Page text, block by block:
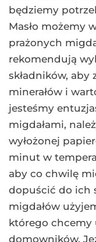
będziemy
Masło możemy
prażonych
rekomendują
składników, aby
minerałów i
jesteśmy
migdałami,
wyłożonej
minut w
aby co chwilę
dopuścić do ich
migdałów
którego chcemy
domowników.